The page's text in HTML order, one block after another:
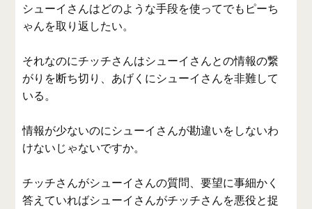
シューイさんはどのような手段を使ってでもピーち
ゃんを取り返したい。
それなのにチッチさんはシューイさんとの情報の繋
がりを断ち切り、あげくにシューイさんを非難して
いる。
情報が少ないのにシューイさんが勘違いをしないわ
けないじゃないですか。
チッチさんがシューイさんの質問、要望に事細かく
答えていればシューイさんがチッチさんを悪役と捉